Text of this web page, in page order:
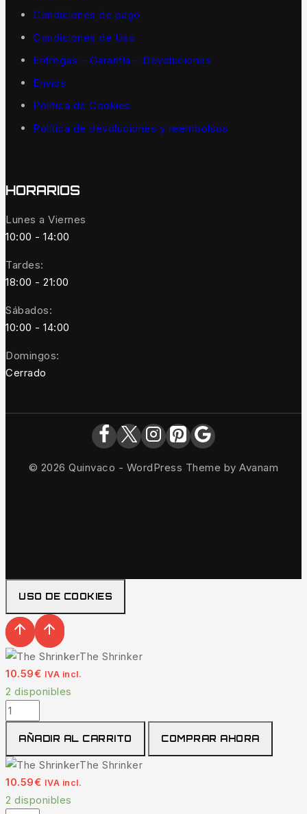
Condiciones de pago
Condiciones de Uso
Entregas – Garantía – Devoluciones
Envíos
Política de Cookies
Política de devoluciones y reembolsos
HORARIOS
Lunes a Viernes
10:00 - 14:00
Tardes:
18:00 - 21:00
Sábados:
10:00 - 14:00
Domingos:
Cerrado
© 2026 Quinvaco - WordPress Theme byAvanam
USO DE COOKIES
The Shrinker
10.59€ IVA incl.
2 disponibles
AÑADIR AL CARRITO COMPRAR AHORA
The Shrinker
10.59€ IVA incl.
2 disponibles